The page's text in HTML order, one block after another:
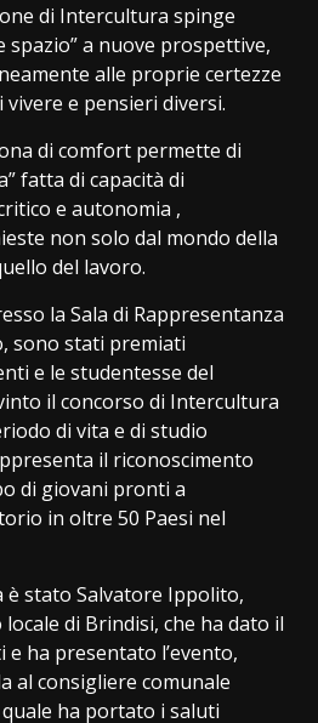
di Intercultura spinge
spazio” a nuove prospettive,
alle proprie certezze
e pensieri diversi.
di comfort permette di
fatta di capacità di
e autonomia ,
non solo dal mondo della
del lavoro.
la Sala di Rappresentanza
sono stati premiati
e le studentesse del
il concorso di Intercultura
di vita e di studio
il riconoscimento
di giovani pronti a
in oltre 50 Paesi nel
è stato Salvatore Ippolito,
di Brindisi, che ha dato il
ha presentato l’evento,
al consigliere comunale
ha portato i saluti